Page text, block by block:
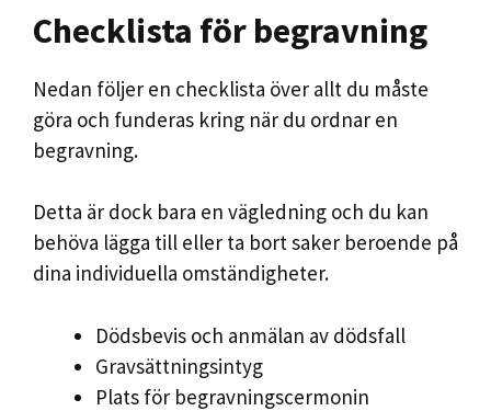
Checklista för begravning
Nedan följer en checklista över allt du måste
göra och funderas kring när du ordnar en
begravning.
Detta är dock bara en vägledning och du kan
behöva lägga till eller ta bort saker beroende på
dina individuella omständigheter.
Dödsbevis och anmälan av dödsfall
Gravsättningsintyg
Plats för begravningscermonin